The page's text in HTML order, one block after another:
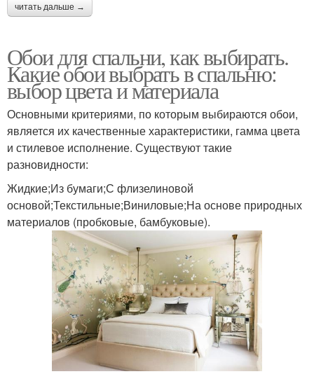
читать дальше →
Обои для спальни, как выбирать.
Какие обои выбрать в спальню:
выбор цвета и материала
Основными критериями, по которым выбираются обои,
является их качественные характеристики, гамма цвета
и стилевое исполнение. Существуют такие
разновидности:
Жидкие;Из бумаги;С флизелиновой
основой;Текстильные;Виниловые;На основе природных
материалов (пробковые, бамбуковые).